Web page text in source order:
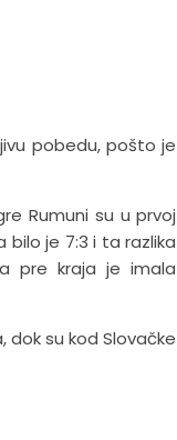
pobedu, pošto je
Rumuni su u prvoj
je 7:3 i ta razlika
pre kraja je imala
dok su kod Slovačke